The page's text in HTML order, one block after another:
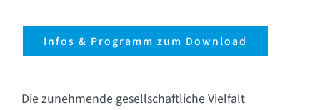
Infos & Programm zum Download
Die zunehmende gesellschaftliche Vielfalt